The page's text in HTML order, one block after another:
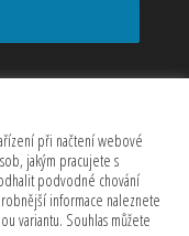
při načtení webové
jakým pracujete s
podvodné chování
informace naleznete
variantu. Souhlas můžete